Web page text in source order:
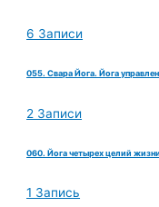
6 Записи
055. Свара Йога. Йога
2 Записи
060. Йога четырех целий
1 Запись